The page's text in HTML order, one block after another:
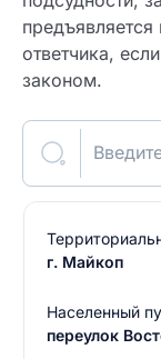
ответчика,
законом.
г. Майкоп
Населенный
переулок